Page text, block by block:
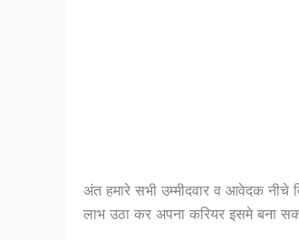
अंत हमारे सभी उम्मीदवार व आवेदक
लाभ उठा कर अपना करियर इसमे बना